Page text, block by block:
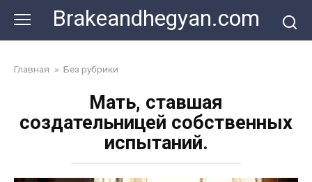
content
Brakeandhegyan.com
Главная » Без рубрики
Мать, ставшая
создательницей собственных
испытаний.